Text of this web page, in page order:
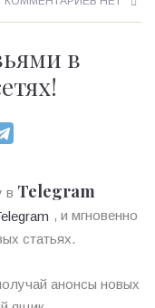
в
в Telegram
, и мгновенно
статьях.
анонсы новых